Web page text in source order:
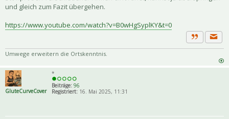
und gleich zum Fazit übergehen.
https://www.youtube.com/watch?v=B0wHgSyplKY&t=0
Zitat
Umwege erweitern die Ortskenntnis.
GluteCurveCover
*
Beiträge: 96
Registriert: 16. Mai 2025, 11:31